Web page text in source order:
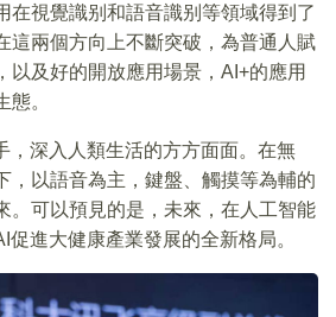
在視覺識别和語音識别等領域得到了
這兩個方向上不斷突破，為普通人賦
以及好的開放應用場景，AI+的應用
。
，深入人類生活的方方面面。在無
，以語音為主，鍵盤、觸摸等為輔的
。可以預見的是，未來，在人工智能
促進大健康產業發展的全新格局。